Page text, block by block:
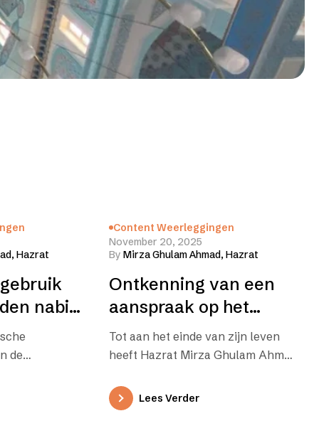
Hazrat
nabi
de
Content Weerleggingen
November 20, 2025
ByMirza Ghulam Ahmad, Hazrat
Ontkenning van een
aanspraak op het
profeetschap
Tot aan het einde van zijn leven
heeft Hazrat Mirza Ghulam Ahmad
ontkend dat hij aanspraak erop…
Lees Verder